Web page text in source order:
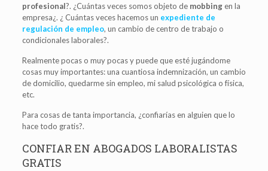
profesional?. ¿Cuántas veces somos objeto de mobbingen la
empresa¿. ¿ Cuántas veces hacemos un expediente de
regulación de empleo, un cambio de centro de trabajo o
condicionales laborales?.
Realmente pocas o muy pocas y puede que esté jugándome
cosas muy importantes: una cuantiosa indemnización, un cambio
de domicilio, quedarme sin empleo, mi salud psicológica o física,
etc.
Para cosas de tanta importancia, ¿confiarías en alguien que lo
hace todo gratis?.
CONFIAR EN ABOGADOS LABORALISTAS
GRATIS